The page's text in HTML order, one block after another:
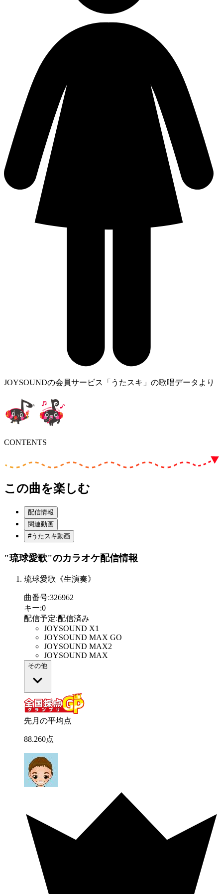
JOYSOUNDの会員サービス「うたスキ」の歌唱データより
CONTENTS
この曲を楽しむ
配信情報
関連動画
#うたスキ動画
"琉球愛歌"のカラオケ配信情報
琉球愛歌《生演奏》
曲番号:326962
キー:0
配信予定:配信済み
JOYSOUND X1
JOYSOUND MAX GO
JOYSOUND MAX2
JOYSOUND MAX
その他
先月の平均点
88.260点